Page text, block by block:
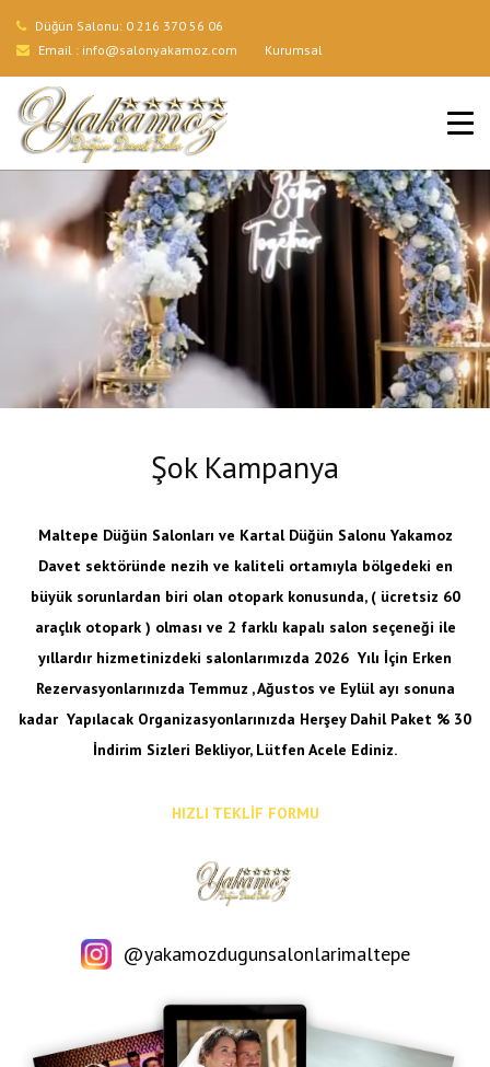
Düğün Salonu: 0 216 370 56 06
Email : info@salonyakamoz.com Kurumsal
ANA SAYFA
HIZMETLERIMIZ
MENÜLER
GALERI
BLOG
İLETIŞIM
Şok Kampanya
Maltepe Düğün Salonları ve Kartal Düğün Salonu Yakamoz
Davet sektöründe nezih ve kaliteli ortamıyla bölgedeki en
büyük sorunlardan biri olan otopark konusunda, ( ücretsiz 60
araçlık otopark ) olması ve 2 farklı kapalı salon seçeneği ile
yıllardır hizmetinizdeki salonlarımızda 2026 Yılı İçin Erken
Rezervasyonlarınızda Temmuz , Ağustos ve Eylül ayı sonuna
kadar Yapılacak Organizasyonlarınızda Herşey Dahil Paket % 30
İndirim Sizleri Bekliyor, Lütfen Acele Ediniz.
HIZLI TEKLİF FORMU
@yakamozdugunsalonlarimaltepe